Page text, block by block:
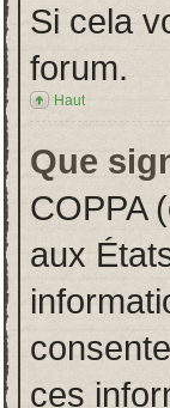
Si cela
forum.
Haut
Que
COPPA
aux
ces